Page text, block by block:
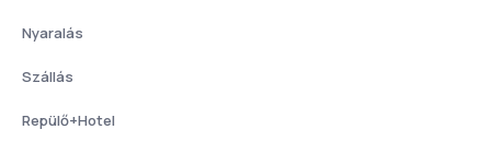
Nyaralás
Szállás
Repülő+Hotel